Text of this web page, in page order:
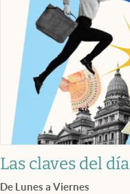
Las claves del día
De Lunes a Viernes